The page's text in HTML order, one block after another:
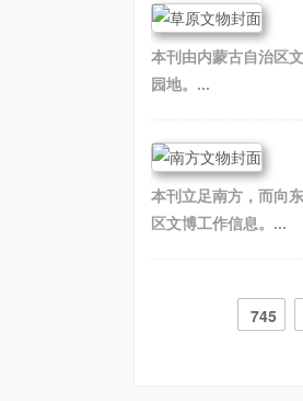
本刊由内蒙古自治区
园地。...
本刊立足南方，而向
区文博工作信息。...
745